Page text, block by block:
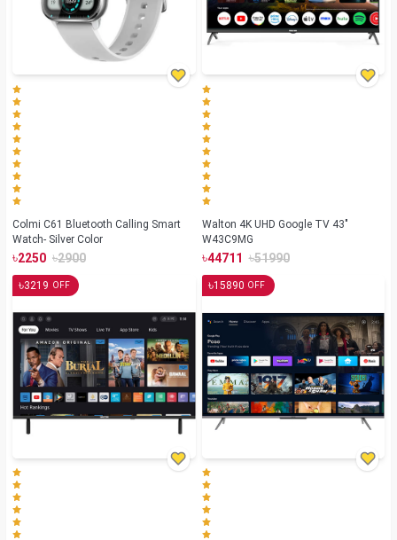
Colmi C61 Bluetooth Calling Smart
Watch- Silver Color
৳2250 ৳2900
Walton 4K UHD Google TV 43"
W43C9MG
৳44711 ৳51990
৳3219 OFF ৳15890 OFF